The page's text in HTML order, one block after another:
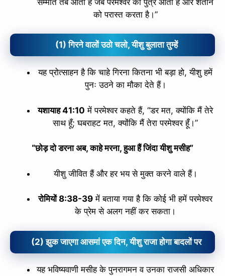
को परास्त करता है।”
(1) गिरने वालों उठो चलो, यीशु बुलाता तुम्हें
यह प्रोत्साहन है कि चाहे गिरना कितना भी बड़ा हो, यीशु हमें
पुनः उठने का मौका देते हैं।
यशायाह 41:10 में परमेश्वर कहते हैं, “डर मत, क्योंकि मैं तेरे
साथ हूँ; घबराहट मत, क्योंकि मैं तेरा परमेश्वर हूँ।”
“छोड़ दो डरना अब, काहे मरना, हुआ हैं जिंदा यीशु मसीह”
यीशु जीवित हैं और हर भय से मुक्त करने वाले हैं।
रोमियों 8:38-39 में बताया गया है कि कोई भी हमें परमेश्वर
के प्रेम से अलग नहीं कर सकता।
(2) झुक जाएगा आसमां एक दिन, यीशु राजा होगा बादलों पर
यह भविष्यवाणी मसीह के पुनरागमन व उनका राजसी अधिकार